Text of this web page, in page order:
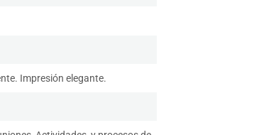
Impresión elegante.